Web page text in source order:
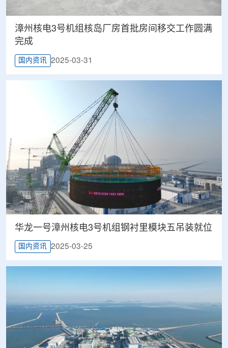
漳州核电3号机组核岛厂房首批房间移交工作圆满
完成
国内资讯 2025-03-31
华龙一号漳州核电3号机组钢衬里模块五吊装就位
国内资讯 2025-03-25